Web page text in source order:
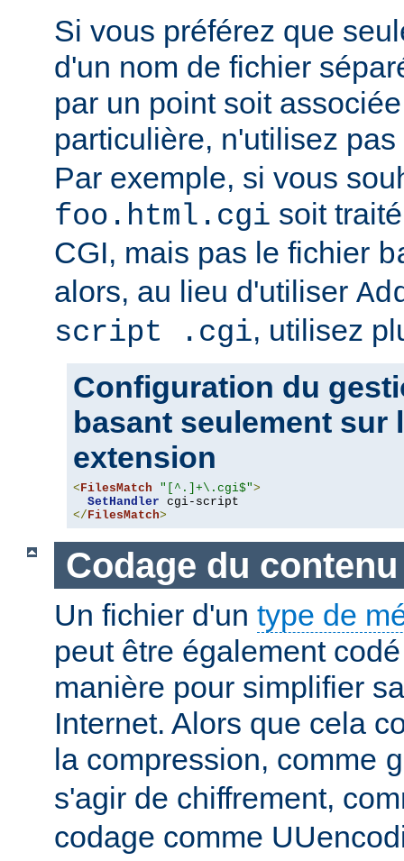
Si vous préférez que
d'un nom de fichier
par un point soit
particulière, n'utilisez
Par exemple, si vous
foo.html.cgi soit
CGI, mais pas le fichier
alors, au lieu d'utiliser
script .cgi, utilisez
Configuration du
basant seulement sur
extension
< FilesMatch "[^.]+\.cgi$">
SetHandler
</ FilesMatch>
Codage du contenu
Un fichier d'un type de
peut être également
manière pour simplifier
Internet. Alors que cela
la compression, comme
s'agir de chiffrement,
codage comme